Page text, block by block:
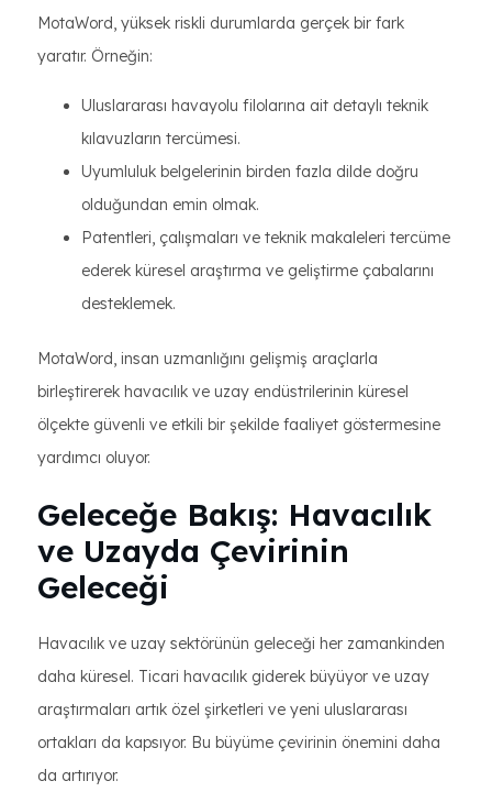
MotaWord, yüksek riskli durumlarda gerçek bir fark
yaratır. Örneğin:
Uluslararası havayolu filolarına ait detaylı teknik
kılavuzların tercümesi.
Uyumluluk belgelerinin birden fazla dilde doğru
olduğundan emin olmak.
Patentleri, çalışmaları ve teknik makaleleri tercüme
ederek küresel araştırma ve geliştirme çabalarını
desteklemek.
MotaWord, insan uzmanlığını gelişmiş araçlarla
birleştirerek havacılık ve uzay endüstrilerinin küresel
ölçekte güvenli ve etkili bir şekilde faaliyet göstermesine
yardımcı oluyor.
Geleceğe Bakış: Havacılık
ve Uzayda Çevirinin
Geleceği
Havacılık ve uzay sektörünün geleceği her zamankinden
daha küresel. Ticari havacılık giderek büyüyor ve uzay
araştırmaları artık özel şirketleri ve yeni uluslararası
ortakları da kapsıyor. Bu büyüme çevirinin önemini daha
da artırıyor.